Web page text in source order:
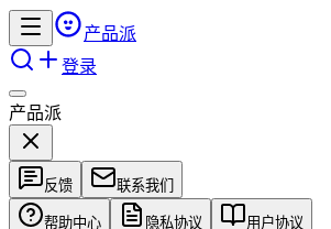
产品派
登录
产品派
反馈 联系我们
帮助中心 隐私协议 用户协议